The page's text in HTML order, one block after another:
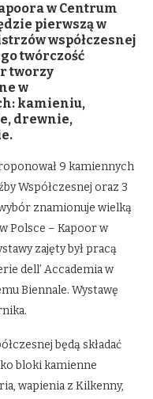
w Centrum
pierwszą w
współczesnej
twórczość
tworzy
w
kamieniu,
drewnie,
9 kamiennych
Współczesnej oraz 3
znamionuje wielką
Polsce – Kapoor w
zajęty był pracą
dell’ Accademia w
Biennale. Wystawę
będą składać
bloki kamienne
wapienia z Kilkenny,